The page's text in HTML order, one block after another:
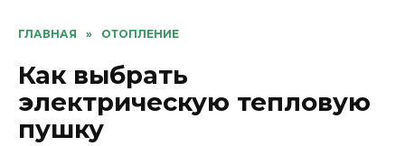
ГЛАВНАЯ » ОТОПЛЕНИЕ
Как выбрать
электрическую тепловую
пушку